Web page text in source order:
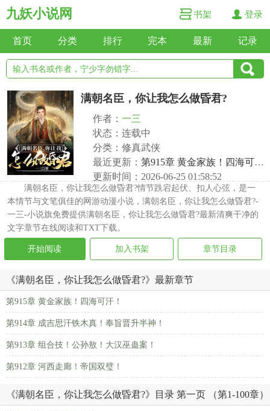
九妖小说网 书架 登录
首页 分类 排行 完本 最新 记录
满朝名臣，你让我怎么做昏君?
作者： 一三
状态：连载中
分类：修真武侠
最近更新： 第915章 黄金家族！四海可汗！
更新时间：2026-06-25 01:58:52
满朝名臣，你让我怎么做昏君?情节跌宕起伏、扣人心弦，是一
本情节与文笔俱佳的网游动漫小说，满朝名臣，你让我怎么做昏君?-
一三-小说旗免费提供满朝名臣，你让我怎么做昏君?最新清爽干净的
文字章节在线阅读和TXT下载。
开始阅读 加入书架 章节目录
《满朝名臣，你让我怎么做昏君?》最新章节
第915章 黄金家族！四海可汗！
第914章 成吉思汗铁木真！奉旨晋升半神！
第913章 组合技！公孙敖！大汉巫蛊案！
第912章 河西走廊！帝国双璧！
《满朝名臣，你让我怎么做昏君?》目录 第一页 （第1-100章）